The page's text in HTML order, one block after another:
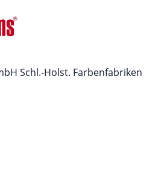
Schl.-Holst. Farbenfabriken